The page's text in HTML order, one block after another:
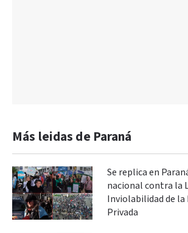
Más leidas de Paraná
Se replica en
nacional contra la
Inviolabilidad de la
Privada